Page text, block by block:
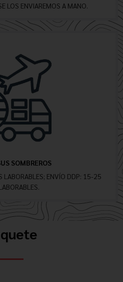
LOS ENVIAREMOS A MANO.
SOMBREROS
LABORABLES; ENVÍO DDP: 15-25